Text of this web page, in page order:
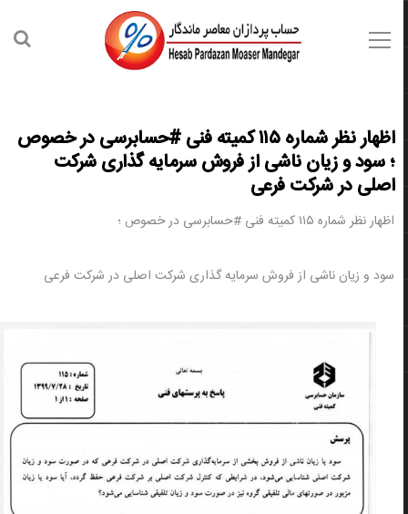
اظهار نظر شماره ۱۱۵ کمیته فنی #حسابرسی در خصوص
؛ سود و زیان ناشی از فروش سرمایه گذاری شرکت
اصلی در شرکت فرعی
اظهار نظر شماره ۱۱۵ کمیته فنی #حسابرسی در خصوص ؛
سود و زیان ناشی از فروش سرمایه گذاری شرکت اصلی در شرکت فرعی